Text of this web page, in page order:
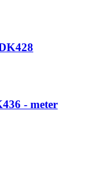
- meter